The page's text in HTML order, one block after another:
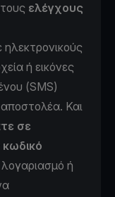
ελέγχους
ηλεκτρονικούς
ή εικόνες
(SMS)
Και
σε
ή